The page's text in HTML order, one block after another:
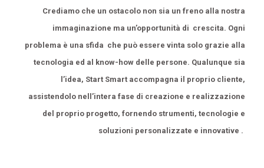
Crediamo che un ostacolo non sia un freno alla nostra
immaginazione ma un’opportunità di crescita. Ogni
problema è una sfida che può essere vinta solo grazie alla
tecnologia ed al know-how delle persone. Qualunque sia
l’idea, Start Smart accompagna il proprio cliente,
assistendolo nell’intera fase di creazione e realizzazione
del proprio progetto, fornendo strumenti, tecnologie e
soluzioni personalizzate e innovative .